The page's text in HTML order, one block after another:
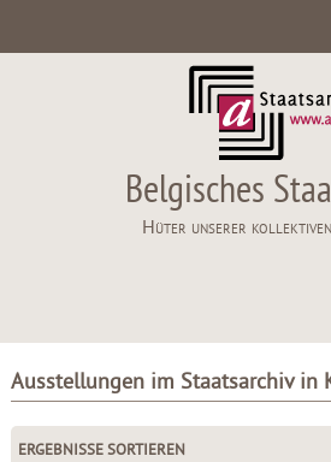
Belgisches
Hüter unserer
Ausstellungen im Staatsarchiv in
ERGEBNISSE SORTIEREN